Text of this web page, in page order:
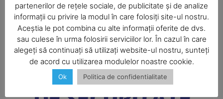
SUBSCRIBE NOW
Company
partenerilor de rețele sociale, de publicitate și de analize
informații cu privire la modul în care folosiți site-ul nostru.
Aceștia le pot combina cu alte informații oferite de dvs.
sau culese în urma folosirii serviciilor lor. În cazul în care
alegeți să continuați să utilizați website-ul nostru, sunteți
de acord cu utilizarea modulelor noastre cookie.
Ok Politica de confidentialitate